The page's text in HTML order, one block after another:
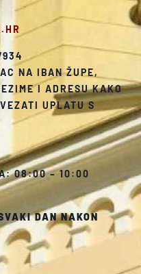
NA IBAN ŽUPE,
I ADRESU KAKO
UPLATU S
08:00 – 10:00
DAN NAKON